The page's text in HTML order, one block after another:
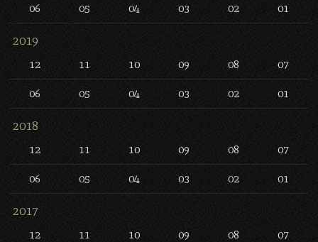
06 05 04 03 02 01
2019
12 11 10 09 08 07
06 05 04 03 02 01
2018
12 11 10 09 08 07
06 05 04 03 02 01
2017
12 11 10 09 08 07